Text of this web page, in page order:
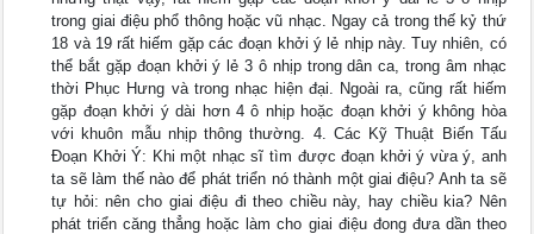
trong giai điệu phổ thông hoặc vũ nhạc. Ngay cả trong thế kỷ thứ
18 và 19 rất hiếm gặp các đoạn khởi ý lẻ nhịp này. Tuy nhiên, có
thể bắt gặp đoạn khởi ý lẻ 3 ô nhịp trong dân ca, trong âm nhạc
thời Phục Hưng và trong nhạc hiện đại. Ngoài ra, cũng rất hiếm
gặp đoạn khởi ý dài hơn 4 ô nhịp hoặc đoạn khởi ý không hòa
với khuôn mẫu nhịp thông thường. 4. Các Kỹ Thuật Biến Tấu
Đoạn Khởi Ý: Khi một nhạc sĩ tìm được đoạn khởi ý vừa ý, anh
ta sẽ làm thế nào để phát triển nó thành một giai điệu? Anh ta sẽ
tự hỏi: nên cho giai điệu đi theo chiều này, hay chiều kia? Nên
phát triển căng thẳng hoặc làm cho giai điệu đong đưa dần theo